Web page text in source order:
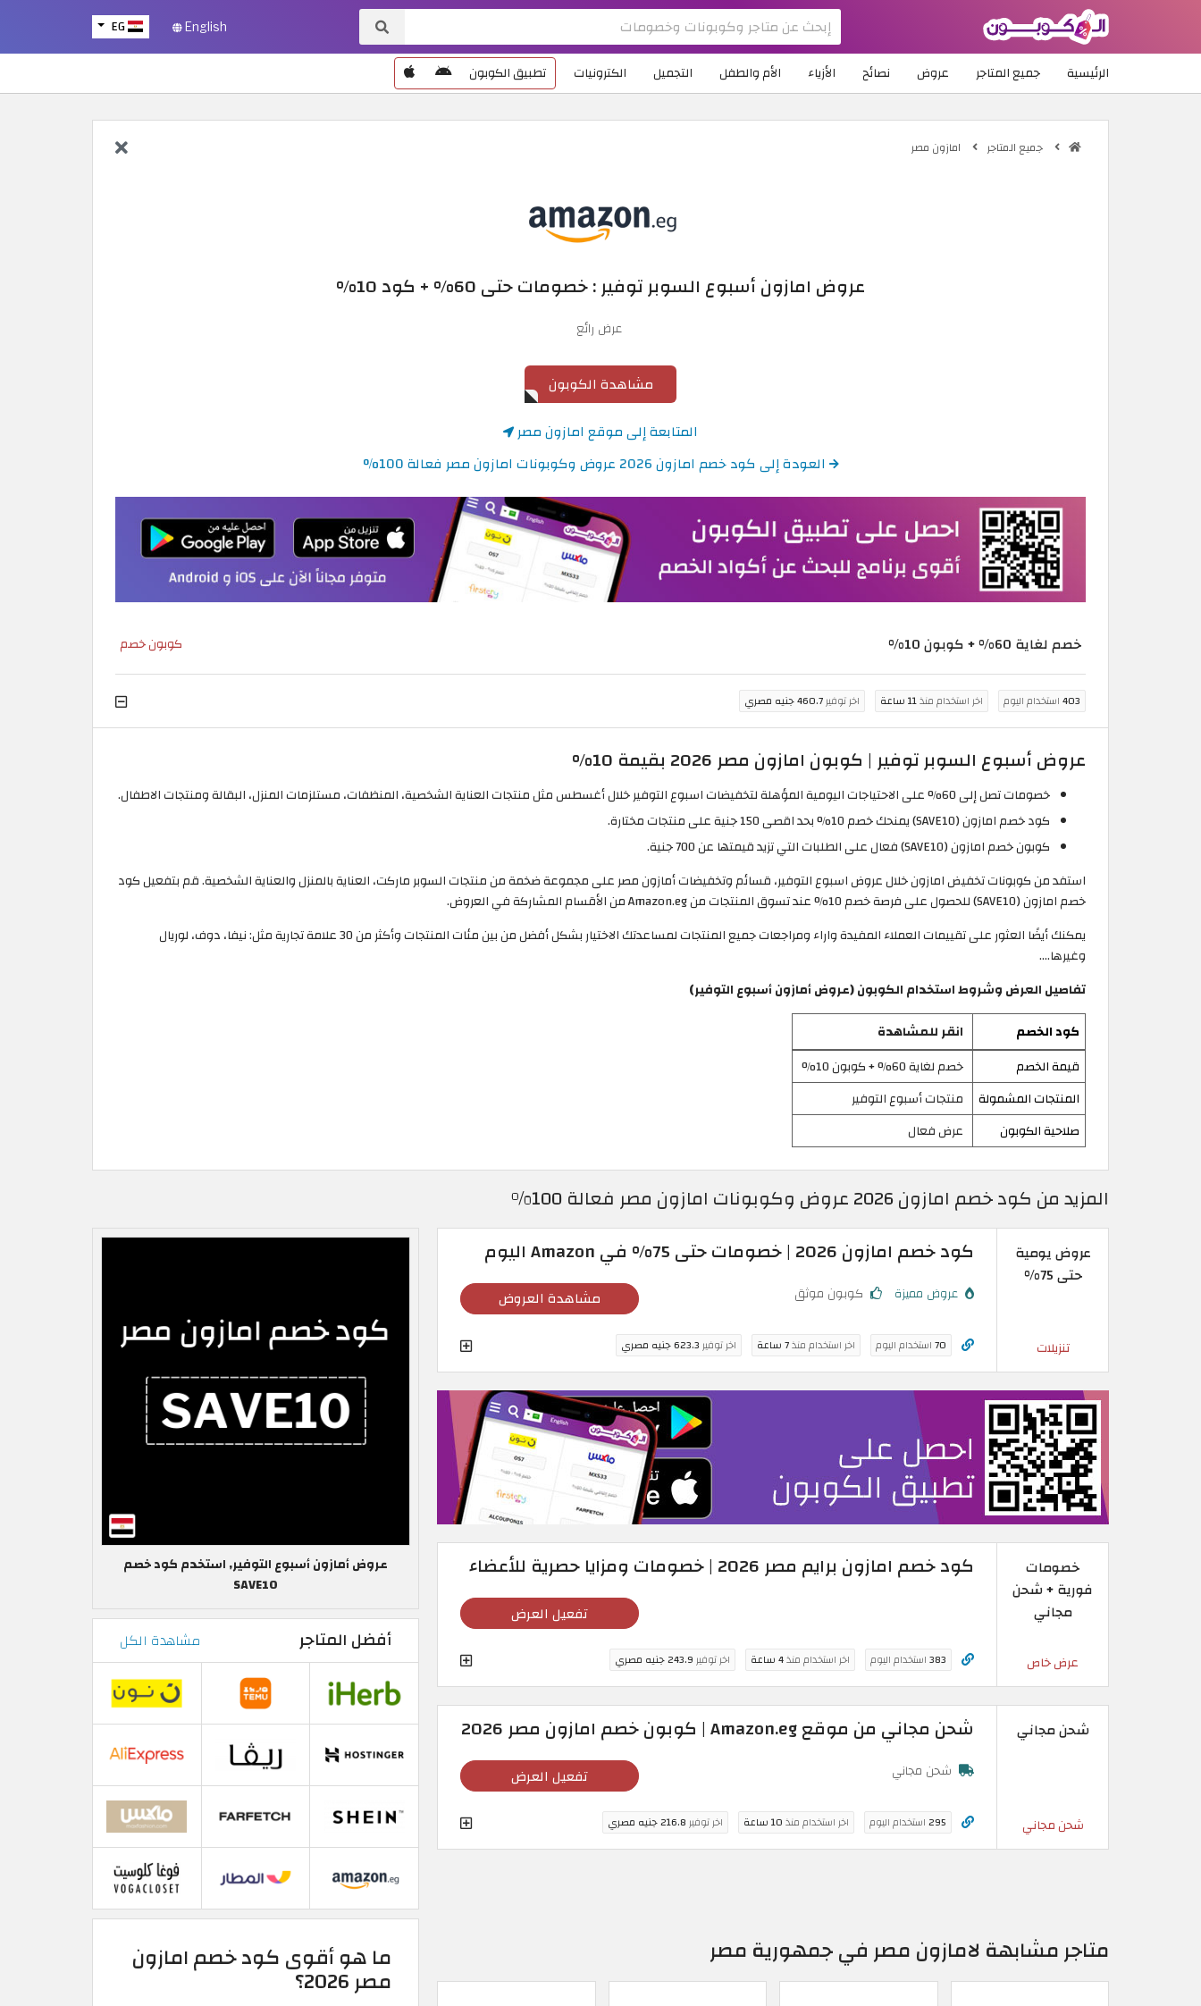
EG English
الرئيسية جميع المتاجر عروض نصائح الأزياء الأم والطفل التجميل الكترونيات تطبيق الكوبون
جميع المتاجر امازون مصر
عروض امازون أسبوع السوبر توفير : خصومات حتى 60% + كود 10%
عرض رائع
مشاهدة الكوبون
المتابعة إلى موقع امازون مصر
العودة إلى كود خصم امازون 2026 عروض وكوبونات امازون مصر فعالة 100%
خصم لغاية 60% + كوبون 10% كوبون خصم
403استخدام اليوم اخر استخدام منذ11 ساعة اخر توفير460.7 جنيه مصري
عروض أسبوع السوبر توفير | كوبون امازون مصر 2026 بقيمة 10%
خصومات تصل إلى 60% على الاحتياجات اليومية المؤهلة لتخفيضات اسبوع التوفير خلال أغسطس مثل منتجات العناية الشخصية، المنظفات، مستلزمات المنزل، البقالة ومنتجات الاطفال.
كود خصم امازون (SAVE10) يمنحك خصم 10% بحد اقصى 150 جنية على منتجات مختارة.
كوبون خصم امازون (SAVE10) فعال على الطلبات التي تزيد قيمتها عن 700 جنية.
استفد من كوبونات تخفيض امازون خلال عروض اسبوع التوفير، قسائم وتخفيضات أمازون مصر على مجموعة ضخمة من منتجات السوبر ماركت، العناية بالمنزل والعناية الشخصية. قم بتفعيل كود
خصم امازون (SAVE10) للحصول على فرصة خصم 10% عند تسوق المنتجات من Amazon.eg من الأقسام المشاركة في العروض.
يمكنك أيضًا العثور على تقييمات العملاء المفيدة واراء ومراجعات جميع المنتجات لمساعدتك الاختيار بشكل أفضل من بين مئات المنتجات وأكثر من 30 علامة تجارية مثل: نيفا، دوف، لوريال
وغيرها....
تفاصيل العرض وشروط استخدام الكوبون (عروض أمازون أسبوع التوفير)
كود الخصم
انقر للمشاهدة
قيمة الخصم
خصم لغاية 60% + كوبون 10%
المنتجات المشمولة
منتجات أسبوع التوفير
صلاحية الكوبون
عرض فعال
المزيد من كود خصم امازون 2026 عروض وكوبونات امازون مصر فعالة 100%
عروض يومية
حتى 75%
تنزيلات
كود خصم امازون 2026 | خصومات حتى 75% في Amazon اليوم
عروض مميزة كوبون موثق مشاهدة العروض
70استخدام اليوم اخر استخدام منذ7 ساعة اخر توفير623.3 جنيه مصري
خصومات
فورية + شحن
مجاني
عرض خاص
كود خصم امازون برايم مصر 2026 | خصومات ومزايا حصرية للأعضاء
تفعيل العرض
383استخدام اليوم اخر استخدام منذ4 ساعة اخر توفير243.9 جنيه مصري
شحن مجاني
شحن مجاني
شحن مجاني من موقع Amazon.eg | كوبون خصم امازون مصر 2026
شحن مجاني تفعيل العرض
295استخدام اليوم اخر استخدام منذ10 ساعة اخر توفير216.8 جنيه مصري
متاجر مشابهة لامازون مصر في جمهورية مصر
عروض أمازون أسبوع التوفير, استخدم كود خصم
SAVE10
أفضل المتاجر مشاهدة الكل
ما هو أقوى كود خصم امازون
مصر 2026؟